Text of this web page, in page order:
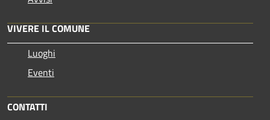
VIVERE IL COMUNE
Luoghi
Eventi
CONTATTI